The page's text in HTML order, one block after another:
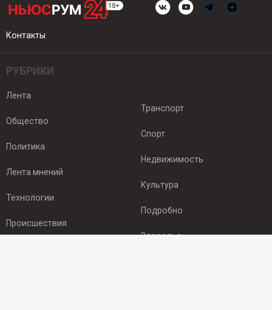
Контакты
РУБРИКИ
Лента
Общество
Политика
Лента мнений
Технологии
Происшествия
Транспорт
Спорт
Недвижимость
Культура
Подробно
Здоровье